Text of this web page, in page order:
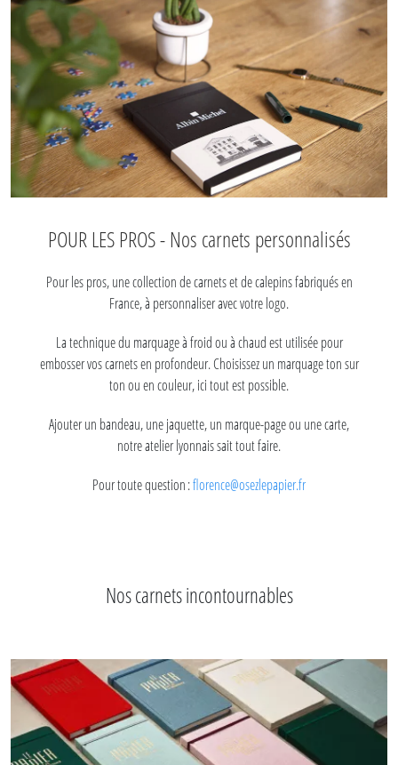
POUR LES PROS - Nos carnets personnalisés
Pour les pros, une collection de carnets et de calepins fabriqués en
France, à personnaliser avec votre logo.
La technique du marquage à froid ou à chaud est utilisée pour
embosser vos carnets en profondeur. Choisissez un marquage ton sur
ton ou en couleur, ici tout est possible.
Ajouter un bandeau, une jaquette, un marque-page ou une carte,
notre atelier lyonnais sait tout faire.
Pour toute question :florence@osezlepapier.fr
Nos carnets incontournables